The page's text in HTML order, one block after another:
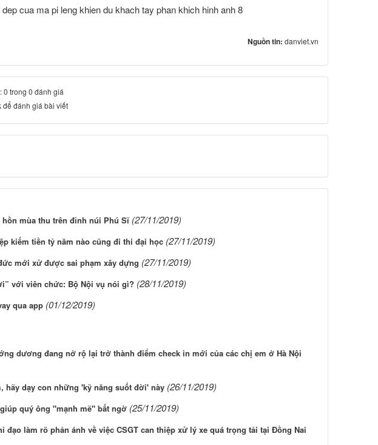
Nguồn tin: danviet.vn
0 trong 0 đánh giá
để đánh giá bài viết
hồn mùa thu trên đỉnh núi Phú Sĩ (27/11/2019)
kiếm tiền tỷ năm nào cũng đi thi đại học (27/11/2019)
mới xử được sai phạm xây dựng (27/11/2019)
với viên chức: Bộ Nội vụ nói gì? (28/11/2019)
qua app (01/12/2019)
dương đang nở rộ lại trở thành điểm check in mới của các chị em ở Hà Nội
hãy dạy con những 'kỹ năng suốt đời' này (26/11/2019)
quý ông "mạnh mẽ" bất ngờ (25/11/2019)
đạo làm rõ phản ánh về việc CSGT can thiệp xử lý xe quá trọng tải tại Đồng Nai